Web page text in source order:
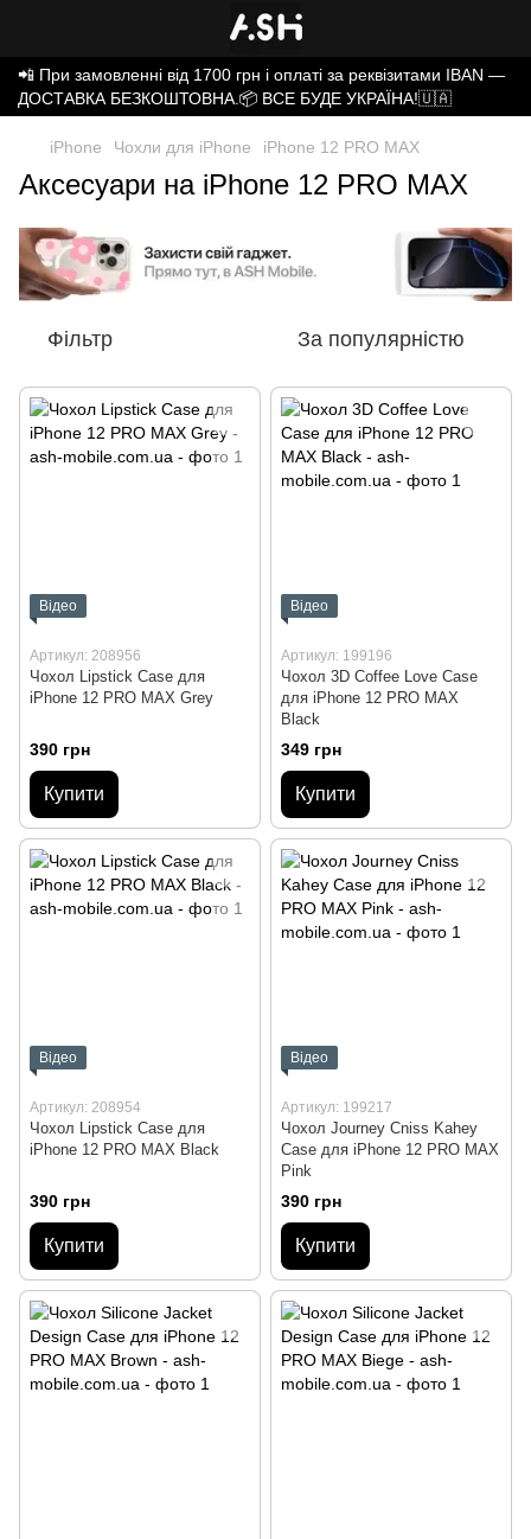
📲 При замовленні від 1700 грн і оплаті за реквізитами IBAN —
ДОСТАВКА БЕЗКОШТОВНА.📦 ВСЕ БУДЕ УКРАЇНА!🇺🇦
iPhone Чохли для iPhone iPhone 12 PRO MAX
Аксесуари на iPhone 12 PRO MAX
Фільтр За популярністю
Відео
Артикул: 208956
Чохол Lipstick Case для
iPhone 12 PRO MAX Grey
390 грн
Купити
Відео
Артикул: 199196
Чохол 3D Coffee Love Case
для iPhone 12 PRO MAX
Black
349 грн
Купити
Відео
Артикул: 208954
Чохол Lipstick Case для
iPhone 12 PRO MAX Black
390 грн
Купити
Відео
Артикул: 199217
Чохол Journey Cniss Kahey
Case для iPhone 12 PRO MAX
Pink
390 грн
Купити